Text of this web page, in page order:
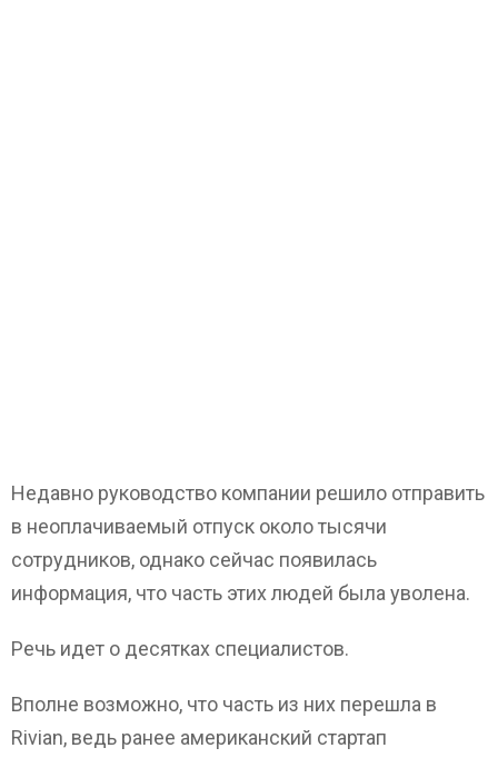
Недавно руководство компании решило отправить
в неоплачиваемый отпуск около тысячи
сотрудников, однако сейчас появилась
информация, что часть этих людей была уволена.
Речь идет о десятках специалистов.
Вполне возможно, что часть из них перешла в
Rivian, ведь ранее американский стартап